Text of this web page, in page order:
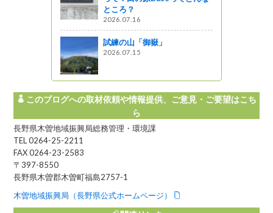
ところ？
2026.07.16
試練の山「御嶽」
2026.07.15
このブログへの取材依頼や情報提供、ご意見・ご要望はこち
ら
長野県木曽地域振興局総務管理・環境課
TEL 0264-25-2211
FAX 0264-23-2583
〒397-8550
長野県木曽郡木曽町福島2757-1
木曽地域振興局（長野県公式ホームページ）